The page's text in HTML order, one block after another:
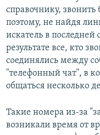
справочнику,
поэтому, не найдя
искатель в
результате все, кто
соединялись между
"телефонный чат", в
общаться несколько
Такие номера из-за
возникали время от